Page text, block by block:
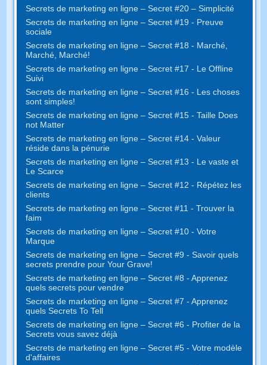
Secrets de marketing en ligne – Secret #20 – Simplicité
Secrets de marketing en ligne – Secret #19 - Preuve
sociale
Secrets de marketing en ligne – Secret #18 - Marché,
Marché, Marché!
Secrets de marketing en ligne – Secret #17 - Le Offline
Suivi
Secrets de marketing en ligne – Secret #16 - Les choses
sont simples!
Secrets de marketing en ligne – Secret #15 - Taille Does
not Matter
Secrets de marketing en ligne – Secret #14 - Valeur
réside dans la pénurie
Secrets de marketing en ligne – Secret #13 - Le vaste et
Le Scarce
Secrets de marketing en ligne – Secret #12 - Répétez les
clients
Secrets de marketing en ligne – Secret #11 - Trouver la
faim
Secrets de marketing en ligne – Secret #10 - Votre
Marque
Secrets de marketing en ligne – Secret #9 - Savoir quels
secrets prendre pour Your Grave!
Secrets de marketing en ligne – Secret #8 - Apprenez
quels secrets pour vendre
Secrets de marketing en ligne – Secret #7 - Apprenez
quels Secrets To Tell
Secrets de marketing en ligne – Secret #6 - Profiter de la
Secrets vous savez déjà
Secrets de marketing en ligne – Secret #5 - Votre modèle
d'affaires